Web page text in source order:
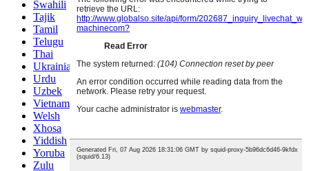
Swahili
Tajik
Tamil
Telugu
Thai
Ukrainian
Urdu
Uzbek
Vietnamese
Welsh
Xhosa
Yiddish
Yoruba
Zulu